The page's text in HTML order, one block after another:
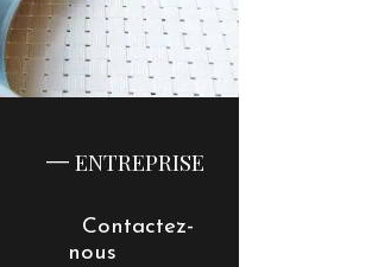
ENTREPRISE
Contactez-
nous